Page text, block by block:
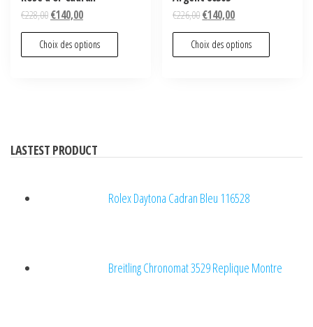
€228,00€140,00
Choix des options
€226,00€140,00
Choix des options
LASTEST PRODUCT
Rolex Daytona Cadran Bleu 116528
Breitling Chronomat 3529 Replique Montre